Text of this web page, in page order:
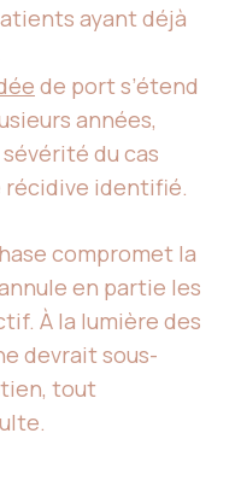
ayant déjà
de port s’étend
années,
du cas
identifié.
compromet la
en partie les
À la lumière des
devrait sous-
tout